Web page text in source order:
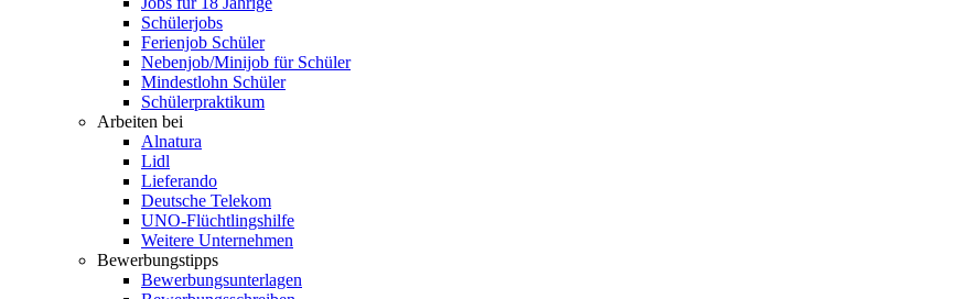
Schülerjobs
Ferienjob Schüler
Nebenjob/Minijob für Schüler
Mindestlohn Schüler
Schülerpraktikum
Arbeiten bei
Alnatura
Lidl
Lieferando
Deutsche Telekom
UNO-Flüchtlingshilfe
Weitere Unternehmen
Bewerbungstipps
Bewerbungsunterlagen